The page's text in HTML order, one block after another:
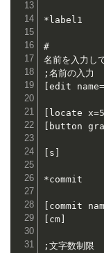
*label1
#
名前を入力し
;名前の入力
[edit
[locate
[button
[s]
*commit
[commit
[cm]
;文字数制限